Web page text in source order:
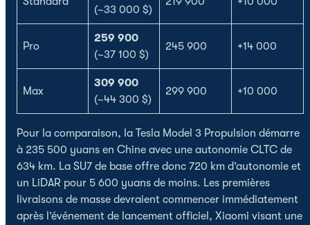
(~33 000 $)
Pro
259 900
(~37 100 $)
245 900 +14 000
Max
309 900
(~44 300 $)
299 900 +10 000
Pour la comparaison, la Tesla Model 3 Propulsion démarre
à 235 500 yuans en Chine avec une autonomie CLTC de
634 km. La SU7 de base offre donc 720 km d’autonomie et
un LiDAR pour 5 600 yuans de moins. Les premières
livraisons de masse devraient commencer immédiatement
après l’événement de lancement officiel, Xiaomi visant une